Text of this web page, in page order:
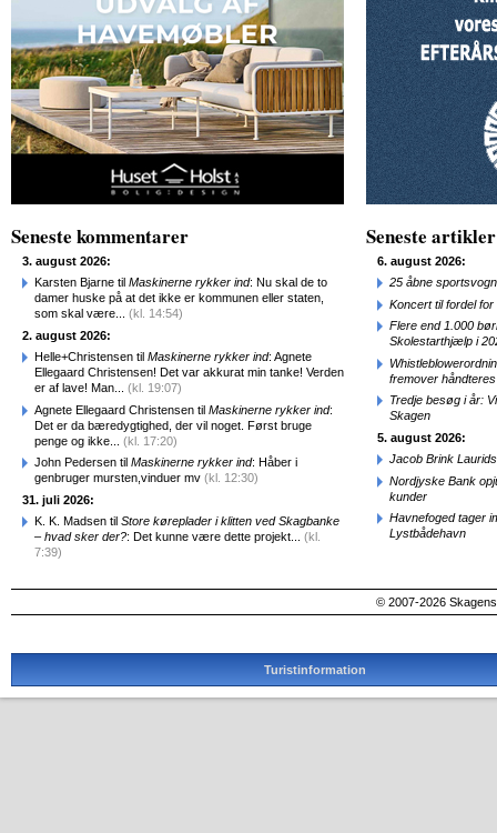
Seneste kommentarer
3. august 2026:
Karsten Bjarne til Maskinerne rykker ind: Nu skal de to
damer huske på at det ikke er kommunen eller staten,
som skal være... (kl. 14:54)
2. august 2026:
Helle+Christensen til Maskinerne rykker ind: Agnete
Ellegaard Christensen! Det var akkurat min tanke! Verden
er af lave! Man... (kl. 19:07)
Agnete Ellegaard Christensen til Maskinerne rykker ind:
Det er da bæredygtighed, der vil noget. Først bruge
penge og ikke... (kl. 17:20)
John Pedersen til Maskinerne rykker ind: Håber i
genbruger mursten,vinduer mv (kl. 12:30)
31. juli 2026:
K. K. Madsen til Store køreplader i klitten ved Skagbanke
– hvad sker der?: Det kunne være dette projekt... (kl.
7:39)
Seneste artikler
6. august 2026:
25 åbne
Koncert til fordel
Flere end 1.000
Skolestarthjælp i
fremover
Tredje besøg i år:
Skagen
5. august 2026:
Jacob Brink
Nordjyske Bank
kunder
Havnefoged tager
Lystbådehavn
© 2007-2026
Turistinformation